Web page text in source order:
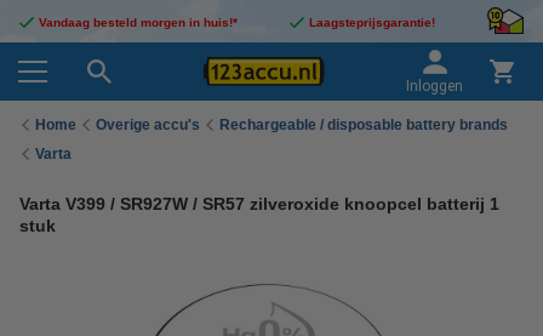
Vandaag besteld morgen in huis!* Laagsteprijsgarantie!
Inloggen
Home Overige accu's
Rechargeable / disposable battery brands
Varta
Varta V399 / SR927W / SR57 zilveroxide knoopcel batterij 1
stuk